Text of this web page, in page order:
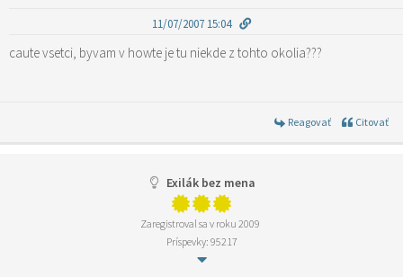
11/07/2007 15:04
caute vsetci, byvam v howte je tu niekde z tohto okolia???
Reagovať Citovať
Exilák bez mena
Zaregistroval sa v roku 2009
Príspevky: 95217